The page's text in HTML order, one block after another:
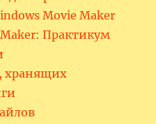
Movie Maker
Практикум
хранящих